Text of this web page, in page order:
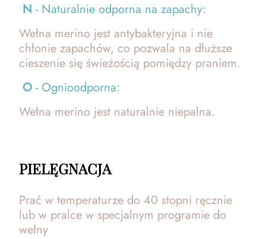
N - Naturalnie odporna na zapachy:
Wełna merino jest antybakteryjna i nie
chłonie zapachów, co pozwala na dłuższe
cieszenie się świeżością pomiędzy praniem.
O - Ognioodporna:
Wełna merino jest naturalnie niepalna.
PIELĘGNACJA
Prać w temperaturze do 40 stopni ręcznie
lub w pralce w specjalnym programie do
wełny